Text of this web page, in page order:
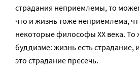
страдания неприемлемы, то
что и жизнь тоже неприемлема,
некоторые философы XX века. То
буддизме: жизнь есть страдание,
это страдание пресечь.